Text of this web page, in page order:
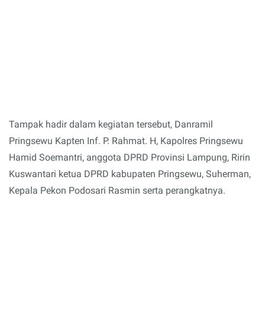
Tampak hadir dalam kegiatan tersebut, Danramil
Pringsewu Kapten Inf. P. Rahmat. H, Kapolres Pringsewu
Hamid Soemantri, anggota DPRD Provinsi Lampung, Ririn
Kuswantari ketua DPRD kabupaten Pringsewu, Suherman,
Kepala Pekon Podosari Rasmin serta perangkatnya.